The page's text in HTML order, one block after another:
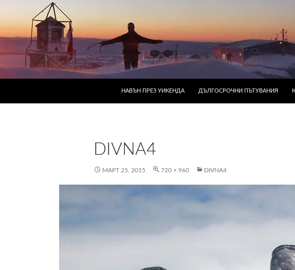
НАВЪН ПРЕЗ УИКЕНДА
ДЪЛГОСРОЧНИ ПЪТУВАНИЯ
DIVNA4
МАРТ 25, 2015 720 × 960 DIVNA4